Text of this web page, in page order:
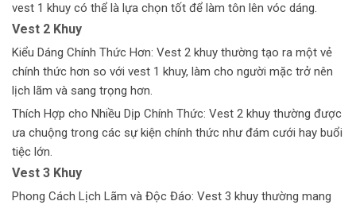
vest 1 khuy có thể là lựa chọn tốt để làm tôn lên vóc dáng.
Vest 2 Khuy
Kiểu Dáng Chính Thức Hơn: Vest 2 khuy thường tạo ra một vẻ
chính thức hơn so với vest 1 khuy, làm cho người mặc trở nên
lịch lãm và sang trọng hơn.
Thích Hợp cho Nhiều Dịp Chính Thức: Vest 2 khuy thường được
ưa chuộng trong các sự kiện chính thức như đám cưới hay buổi
tiệc lớn.
Vest 3 Khuy
Phong Cách Lịch Lãm và Độc Đáo: Vest 3 khuy thường mang